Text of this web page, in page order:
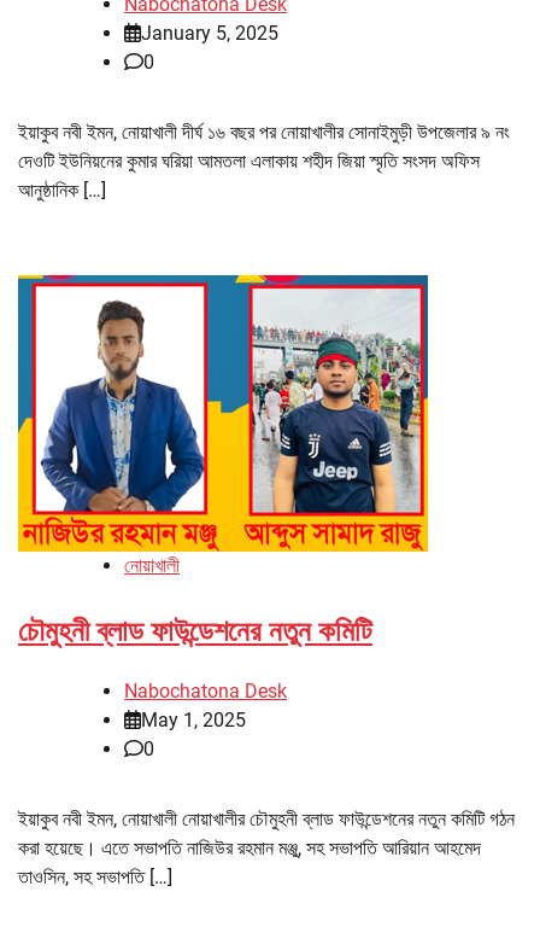
January 5, 2025
0
ইয়াকুব নবী ইমন, নোয়াখালী দীর্ঘ ১৬ বছর পর নোয়াখালীর সোনাইমুড়ী উপজেলার ৯ নং
দেওটি ইউনিয়নের কুমার ঘরিয়া আমতলা এলাকায় শহীদ জিয়া স্মৃতি সংসদ অফিস
আনুষ্ঠানিক […]
নোয়াখালী
চৌমুহনী ব্লাড ফাউন্ডেশনের নতুন কমিটি
Nabochatona Desk
May 1, 2025
0
ইয়াকুব নবী ইমন, নোয়াখালী নোয়াখালীর চৌমুহনী ব্লাড ফাউন্ডেশনের নতুন কমিটি গঠন
করা হয়েছে। এতে সভাপতি নাজিউর রহমান মঞ্জু, সহ সভাপতি আরিয়ান আহমেদ
তাওসিন, সহ সভাপতি […]